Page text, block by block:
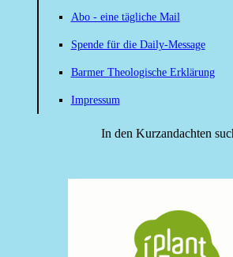
Abo - eine tägliche Mail
Spende für die Daily-Message
Barmer Theologische Erklärung
Impressum
In den Kurzandachten